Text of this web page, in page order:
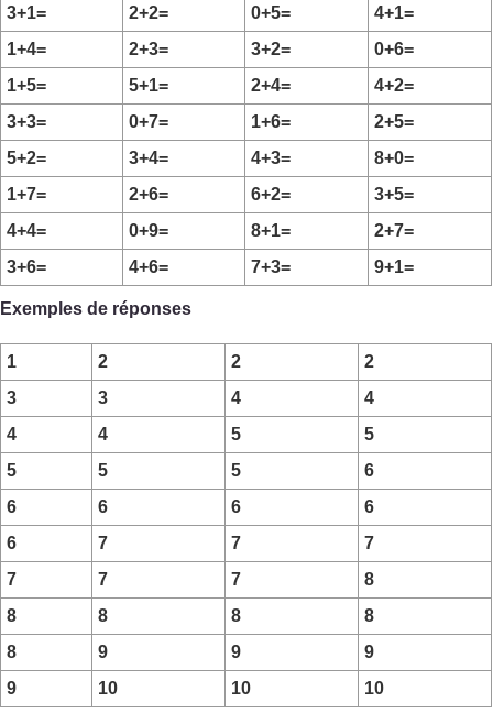
3+1= 2+2= 0+5=
4+1=
1+4=
2+3= 3+2=
0+6=
1+5=
5+1= 2+4=
4+2=
3+3=
0+7= 1+6=
2+5=
5+2=
3+4= 4+3=
8+0=
1+7=
2+6= 6+2=
3+5=
4+4=
0+9= 8+1=
2+7=
3+6=
4+6= 7+3= 9+1=
Exemples de réponses
1 2 2
2
3
3 4
4
4
4 5
5
5
5 5
6
6
6 6
6
6
7 7
7
7
7 7
8
8
8 8
8
8
9 9
9
9
10 10 10